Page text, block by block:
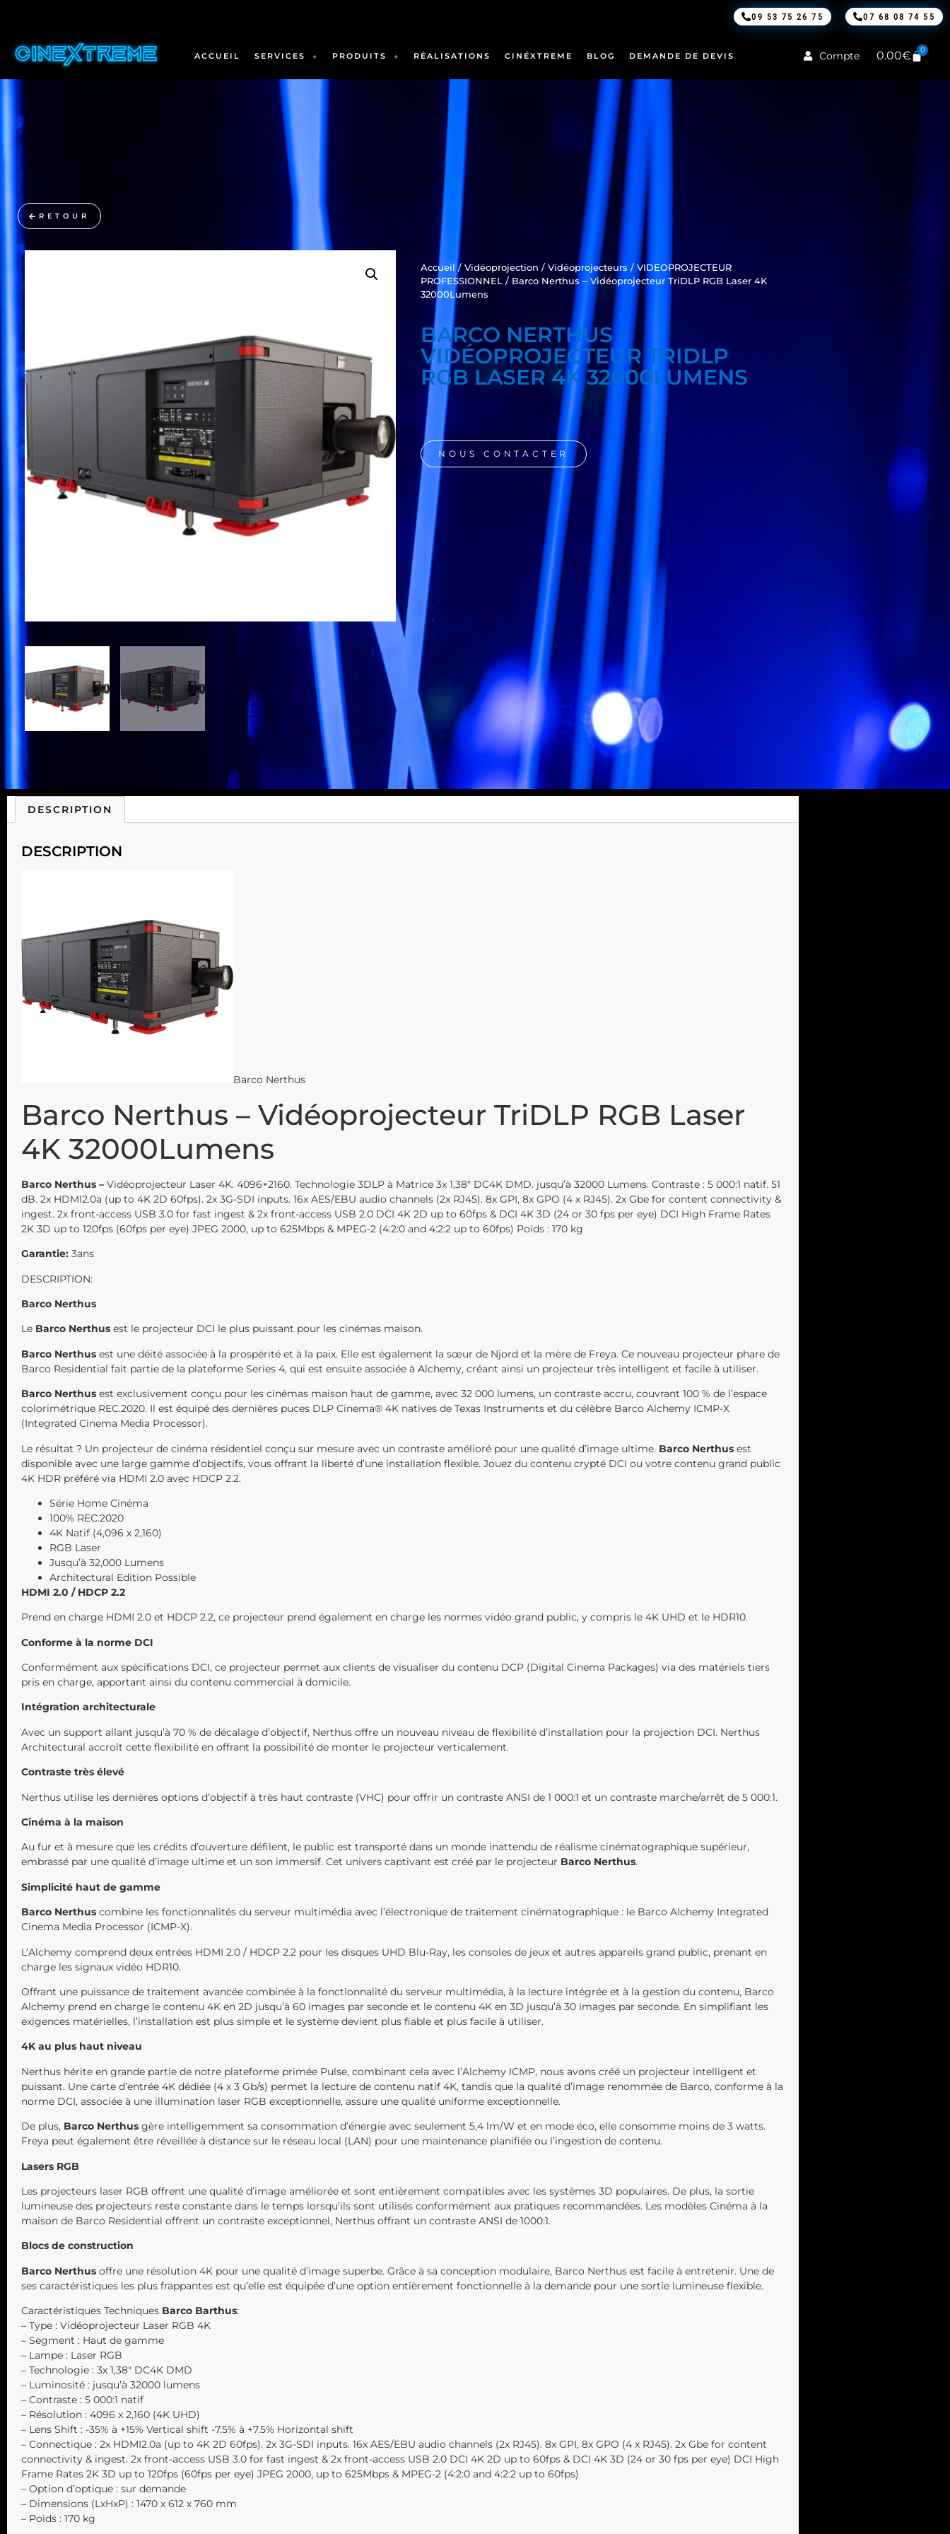
09 53 75 26 75 07 68 08 74 55
ACCUEIL SERVICES PRODUITS RÉALISATIONS CINÉXTREME BLOG DEMANDE DE DEVIS Compte 0.00€ 0
RETOUR
Accueil / Vidéoprojection / Vidéoprojecteurs / VIDEOPROJECTEUR
PROFESSIONNEL / Barco Nerthus – Vidéoprojecteur TriDLP RGB Laser 4K
32000Lumens
BARCO NERTHUS –
VIDÉOPROJECTEUR TRIDLP
RGB LASER 4K 32000LUMENS
NOUS CONTACTER
DESCRIPTION
DESCRIPTION
Barco Nerthus
Barco Nerthus – Vidéoprojecteur TriDLP RGB Laser
4K 32000Lumens
Barco Nerthus – Vidéoprojecteur Laser 4K. 4096×2160. Technologie 3DLP à Matrice 3x 1,38″ DC4K DMD. jusqu’à 32000 Lumens. Contraste : 5 000:1 natif. 51
dB. 2x HDMI2.0a (up to 4K 2D 60fps). 2x 3G-SDI inputs. 16x AES/EBU audio channels (2x RJ45). 8x GPI, 8x GPO (4 x RJ45). 2x Gbe for content connectivity &
ingest. 2x front-access USB 3.0 for fast ingest & 2x front-access USB 2.0 DCI 4K 2D up to 60fps & DCI 4K 3D (24 or 30 fps per eye) DCI High Frame Rates
2K 3D up to 120fps (60fps per eye) JPEG 2000, up to 625Mbps & MPEG-2 (4:2:0 and 4:2:2 up to 60fps) Poids : 170 kg
Garantie: 3ans
DESCRIPTION:
Barco Nerthus
Le Barco Nerthus est le projecteur DCI le plus puissant pour les cinémas maison.
Barco Nerthus est une déité associée à la prospérité et à la paix. Elle est également la sœur de Njord et la mère de Freya. Ce nouveau projecteur phare de
Barco Residential fait partie de la plateforme Series 4, qui est ensuite associée à Alchemy, créant ainsi un projecteur très intelligent et facile à utiliser.
Barco Nerthus est exclusivement conçu pour les cinémas maison haut de gamme, avec 32 000 lumens, un contraste accru, couvrant 100 % de l’espace
colorimétrique REC.2020. Il est équipé des dernières puces DLP Cinema® 4K natives de Texas Instruments et du célèbre Barco Alchemy ICMP-X
(Integrated Cinema Media Processor).
Le résultat ? Un projecteur de cinéma résidentiel conçu sur mesure avec un contraste amélioré pour une qualité d’image ultime. Barco Nerthus est
disponible avec une large gamme d’objectifs, vous offrant la liberté d’une installation flexible. Jouez du contenu crypté DCI ou votre contenu grand public
4K HDR préféré via HDMI 2.0 avec HDCP 2.2.
Série Home Cinéma
100% REC.2020
4K Natif (4,096 x 2,160)
RGB Laser
Jusqu’à 32,000 Lumens
Architectural Edition Possible
HDMI 2.0 / HDCP 2.2
Prend en charge HDMI 2.0 et HDCP 2.2, ce projecteur prend également en charge les normes vidéo grand public, y compris le 4K UHD et le HDR10.
Conforme à la norme DCI
Conformément aux spécifications DCI, ce projecteur permet aux clients de visualiser du contenu DCP (Digital Cinema Packages) via des matériels tiers
pris en charge, apportant ainsi du contenu commercial à domicile.
Intégration architecturale
Avec un support allant jusqu’à 70 % de décalage d’objectif, Nerthus offre un nouveau niveau de flexibilité d’installation pour la projection DCI. Nerthus
Architectural accroît cette flexibilité en offrant la possibilité de monter le projecteur verticalement.
Contraste très élevé
Nerthus utilise les dernières options d’objectif à très haut contraste (VHC) pour offrir un contraste ANSI de 1 000:1 et un contraste marche/arrêt de 5 000:1.
Cinéma à la maison
Au fur et à mesure que les crédits d’ouverture défilent, le public est transporté dans un monde inattendu de réalisme cinématographique supérieur,
embrassé par une qualité d’image ultime et un son immersif. Cet univers captivant est créé par le projecteur Barco Nerthus.
Simplicité haut de gamme
Barco Nerthus combine les fonctionnalités du serveur multimédia avec l’électronique de traitement cinématographique : le Barco Alchemy Integrated
Cinema Media Processor (ICMP-X).
L’Alchemy comprend deux entrées HDMI 2.0 / HDCP 2.2 pour les disques UHD Blu-Ray, les consoles de jeux et autres appareils grand public, prenant en
charge les signaux vidéo HDR10.
Offrant une puissance de traitement avancée combinée à la fonctionnalité du serveur multimédia, à la lecture intégrée et à la gestion du contenu, Barco
Alchemy prend en charge le contenu 4K en 2D jusqu’à 60 images par seconde et le contenu 4K en 3D jusqu’à 30 images par seconde. En simplifiant les
exigences matérielles, l’installation est plus simple et le système devient plus fiable et plus facile à utiliser.
4K au plus haut niveau
Nerthus hérite en grande partie de notre plateforme primée Pulse, combinant cela avec l’Alchemy ICMP, nous avons créé un projecteur intelligent et
puissant. Une carte d’entrée 4K dédiée (4 x 3 Gb/s) permet la lecture de contenu natif 4K, tandis que la qualité d’image renommée de Barco, conforme à la
norme DCI, associée à une illumination laser RGB exceptionnelle, assure une qualité uniforme exceptionnelle.
De plus, Barco Nerthus gère intelligemment sa consommation d’énergie avec seulement 5,4 lm/W et en mode éco, elle consomme moins de 3 watts.
Freya peut également être réveillée à distance sur le réseau local (LAN) pour une maintenance planifiée ou l’ingestion de contenu.
Lasers RGB
Les projecteurs laser RGB offrent une qualité d’image améliorée et sont entièrement compatibles avec les systèmes 3D populaires. De plus, la sortie
lumineuse des projecteurs reste constante dans le temps lorsqu’ils sont utilisés conformément aux pratiques recommandées. Les modèles Cinéma à la
maison de Barco Residential offrent un contraste exceptionnel, Nerthus offrant un contraste ANSI de 1000:1.
Blocs de construction
Barco Nerthus offre une résolution 4K pour une qualité d’image superbe. Grâce à sa conception modulaire, Barco Nerthus est facile à entretenir. Une de
ses caractéristiques les plus frappantes est qu’elle est équipée d’une option entièrement fonctionnelle à la demande pour une sortie lumineuse flexible.
Caractéristiques Techniques Barco Barthus:
– Type : Vidéoprojecteur Laser RGB 4K
– Segment : Haut de gamme
– Lampe : Laser RGB
– Technologie : 3x 1,38″ DC4K DMD
– Luminosité : jusqu’à 32000 lumens
– Contraste : 5 000:1 natif
– Résolution : 4096 x 2,160 (4K UHD)
– Lens Shift : -35% à +15% Vertical shift -7.5% à +7.5% Horizontal shift
– Connectique : 2x HDMI2.0a (up to 4K 2D 60fps). 2x 3G-SDI inputs. 16x AES/EBU audio channels (2x RJ45). 8x GPI, 8x GPO (4 x RJ45). 2x Gbe for content
connectivity & ingest. 2x front-access USB 3.0 for fast ingest & 2x front-access USB 2.0 DCI 4K 2D up to 60fps & DCI 4K 3D (24 or 30 fps per eye) DCI High
Frame Rates 2K 3D up to 120fps (60fps per eye) JPEG 2000, up to 625Mbps & MPEG-2 (4:2:0 and 4:2:2 up to 60fps)
– Option d’optique : sur demande
– Dimensions (LxHxP) : 1470 x 612 x 760 mm
– Poids : 170 kg